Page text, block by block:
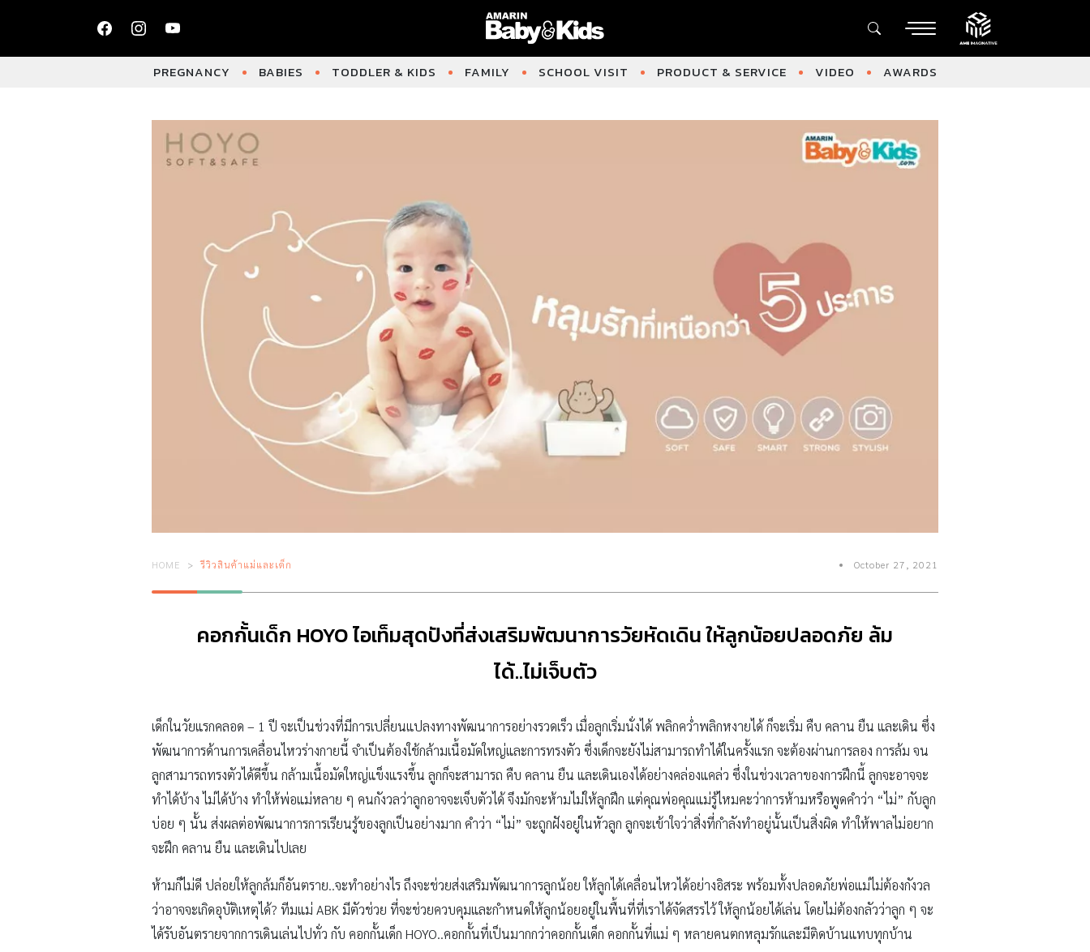
PREGNANCY BABIES TODDLER & KIDS FAMILY SCHOOL VISIT PRODUCT & SERVICE VIDEO AWARDS
HOME รีวิวสินค้าแม่และเด็ก October 27, 2021
คอกกั้นเด็ก HOYO ไอเท็มสุดปังที่ส่งเสริมพัฒนาการวัยหัดเดิน ให้ลูกน้อยปลอดภัย ล้ม
ได้..ไม่เจ็บตัว
เด็กในวัยแรกคลอด – 1 ปี จะเป็นช่วงที่มีการเปลี่ยนแปลงทางพัฒนาการอย่างรวดเร็ว เมื่อลูกเริ่มนั่งได้ พลิกคว่ำพลิกหงายได้ ก็จะเริ่ม คืบ คลาน ยืน และเดิน ซึ่ง
พัฒนาการด้านการเคลื่อนไหวร่างกายนี้ จำเป็นต้องใช้กล้ามเนื้อมัดใหญ่และการทรงตัว ซึ่งเด็กจะยังไม่สามารถทำได้ในครั้งแรก จะต้องผ่านการลอง การล้ม จน
ลูกสามารถทรงตัวได้ดีขึ้น กล้ามเนื้อมัดใหญ่แข็งแรงขึ้น ลูกก็จะสามารถ คืบ คลาน ยืน และเดินเองได้อย่างคล่องแคล่ว ซึ่งในช่วงเวลาของการฝึกนี้ ลูกจะอาจจะ
ทำได้บ้าง ไม่ได้บ้าง ทำให้พ่อแม่หลาย ๆ คนกังวลว่าลูกอาจจะเจ็บตัวได้ จึงมักจะห้ามไม่ให้ลูกฝึก แต่คุณพ่อคุณแม่รู้ไหมคะว่าการห้ามหรือพูดคำว่า “ไม่” กับลูก
บ่อย ๆ นั้น ส่งผลต่อพัฒนาการการเรียนรู้ของลูกเป็นอย่างมาก คำว่า “ไม่” จะถูกฝังอยู่ในหัวลูก ลูกจะเข้าใจว่าสิ่งที่กำลังทำอยู่นั้นเป็นสิ่งผิด ทำให้พาลไม่อยาก
จะฝึก คลาน ยืน และเดินไปเลย
ห้ามก็ไม่ดี ปล่อยให้ลูกล้มก็อันตราย..จะทำอย่างไร ถึงจะช่วยส่งเสริมพัฒนาการลูกน้อย ให้ลูกได้เคลื่อนไหวได้อย่างอิสระ พร้อมทั้งปลอดภัยพ่อแม่ไม่ต้องกังวล
ว่าอาจจะเกิดอุบัติเหตุได้? ทีมแม่ ABK มีตัวช่วย ที่จะช่วยควบคุมและกำหนดให้ลูกน้อยอยู่ในพื้นที่ที่เราได้จัดสรรไว้ ให้ลูกน้อยได้เล่น โดยไม่ต้องกลัวว่าลูก ๆ จะ
ได้รับอันตรายจากการเดินเล่นไปทั่ว กับ คอกกั้นเด็ก HOYO..คอกกั้นที่เป็นมากกว่าคอกกั้นเด็ก คอกกั้นที่แม่ ๆ หลายคนตกหลุมรักและมีติดบ้านแทบทุกบ้าน